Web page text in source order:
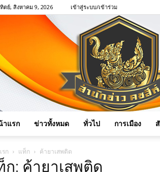
ตย์, สิงหาคม 9, 2026 เข้าสู่ระบบ/เข้าร่วม
าแรก ข่าวทั้งหมด ทั่วไป การเมือง
ก แท็ก ค้ายาเสพติด
ก: ค้ายาเสพติด